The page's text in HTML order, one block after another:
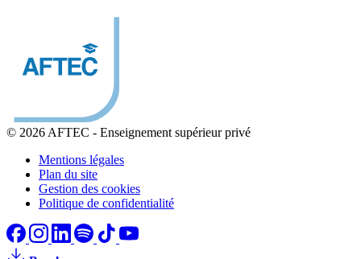
© 2026 AFTEC - Enseignement supérieur privé
Mentions légales
Plan du site
Gestion des cookies
Politique de confidentialité